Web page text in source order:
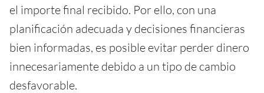
el importe final recibido. Por ello, con una
planificación adecuada y decisiones financieras
bien informadas, es posible evitar perder dinero
innecesariamente debido a un tipo de cambio
desfavorable.